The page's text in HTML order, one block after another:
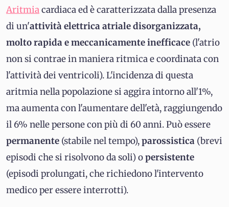
Aritmiacardiaca ed è caratterizzata dalla presenza
di un'attività elettrica atriale disorganizzata,
molto rapida e meccanicamente inefficace (l'atrio
non si contrae in maniera ritmica e coordinata con
l'attività dei ventricoli). L'incidenza di questa
aritmia nella popolazione si aggira intorno all'1%,
ma aumenta con l'aumentare dell'età, raggiungendo
il 6% nelle persone con più di 60 anni. Può essere
permanente (stabile nel tempo),parossistica (brevi
episodi che si risolvono da soli) opersistente
(episodi prolungati, che richiedono l'intervento
medico per essere interrotti).